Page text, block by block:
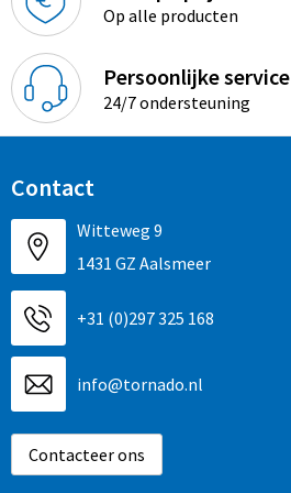
Sinterklaas
Sleutelhangers en Lanyards
Snoepgoed
Sport
Veiligheid, Auto en Fiets
Vrije tijd en Strand
Waterflesjes
Themapakketten
Overhemden
Strandtassen
Toilettassen
Waterbestendige tassen
Schoenentassen
Golftassen
Matrozentassen
Collegetassen
Op alle producten
Persoonlijke service
24/7 ondersteuning
Contact
Witteweg 9
1431 GZ Aalsmeer
+31 (0)297 325 168
info@tornado.nl
Contacteer ons